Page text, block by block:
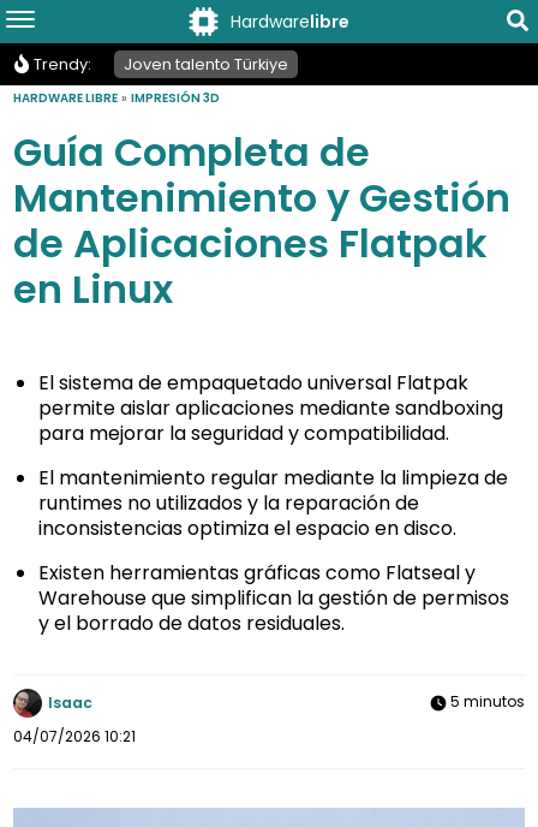
Hardwarelibre
Trendy: Joven talento Türkiye
HARDWARE LIBRE »IMPRESIÓN 3D
Guía Completa de
Mantenimiento y Gestión
de Aplicaciones Flatpak
en Linux
El sistema de empaquetado universal Flatpak
permite aislar aplicaciones mediante sandboxing
para mejorar la seguridad y compatibilidad.
El mantenimiento regular mediante la limpieza de
runtimes no utilizados y la reparación de
inconsistencias optimiza el espacio en disco.
Existen herramientas gráficas como Flatseal y
Warehouse que simplifican la gestión de permisos
y el borrado de datos residuales.
Isaac
04/07/2026 10:21
5 minutos